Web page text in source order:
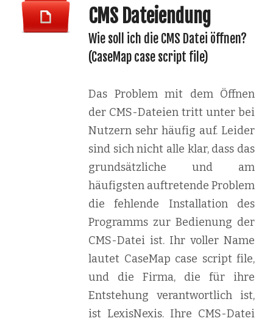
CMS Dateiendung
Wie soll ich die CMS Datei öffnen?
(CaseMap case script file)
Das Problem mit dem Öffnen
der CMS-Dateien tritt unter bei
Nutzern sehr häufig auf. Leider
sind sich nicht alle klar, dass das
grundsätzliche und am
häufigsten auftretende Problem
die fehlende Installation des
Programms zur Bedienung der
CMS-Datei ist. Ihr voller Name
lautet CaseMap case script file,
und die Firma, die für ihre
Entstehung verantwortlich ist,
ist LexisNexis. Ihre CMS-Datei